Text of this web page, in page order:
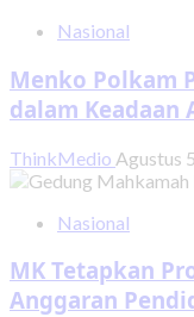
Nasional
Menko Polkam
dalam Keadaan
ThinkMedio Agustus
Nasional
MK Tetapkan
Anggaran